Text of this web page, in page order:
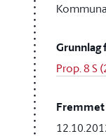
Grunnlag
Prop. 8 S